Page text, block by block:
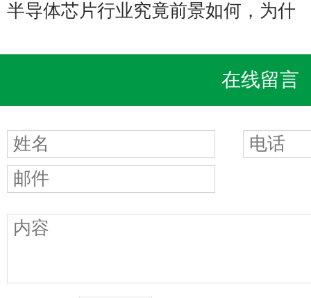
半导体芯片行业究竟前景如何，为什
在线留言